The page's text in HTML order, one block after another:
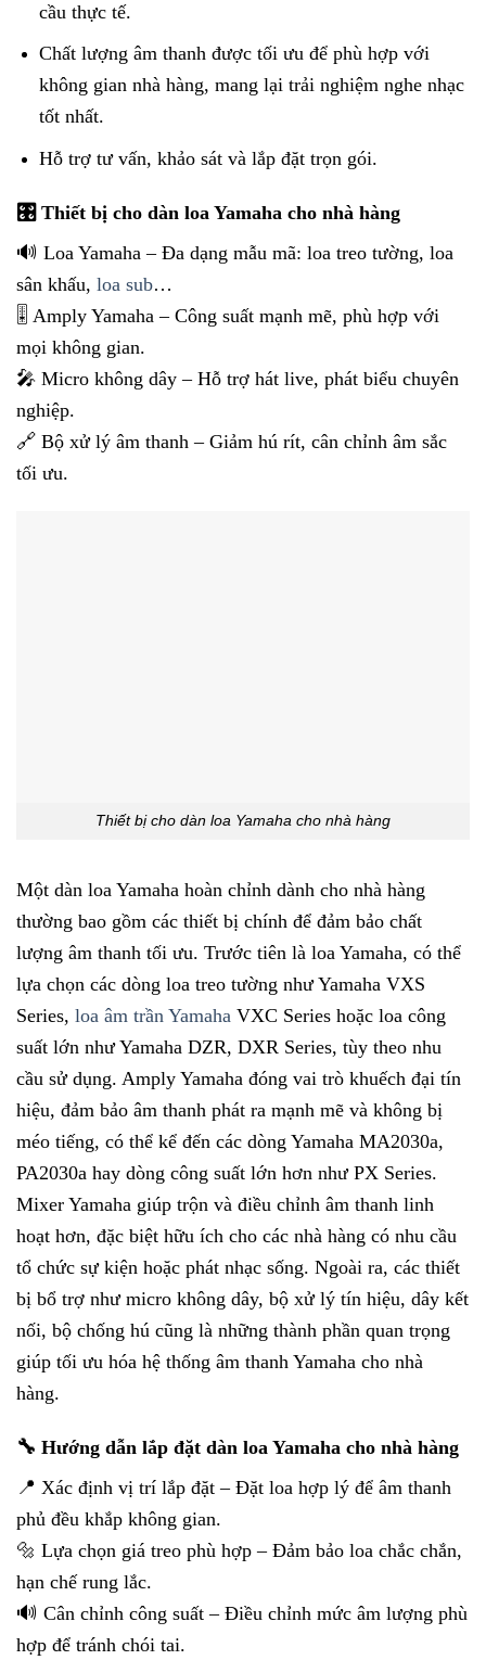
cầu thực tế.
Chất lượng âm thanh được tối ưu để phù hợp với
không gian nhà hàng, mang lại trải nghiệm nghe nhạc
tốt nhất.
Hỗ trợ tư vấn, khảo sát và lắp đặt trọn gói.
🎛 Thiết bị cho dàn loa Yamaha cho nhà hàng
🔊 Loa Yamaha – Đa dạng mẫu mã: loa treo tường, loa
sân khấu, loa sub…
🎚 Amply Yamaha – Công suất mạnh mẽ, phù hợp với
mọi không gian.
🎤 Micro không dây – Hỗ trợ hát live, phát biểu chuyên
nghiệp.
🔗 Bộ xử lý âm thanh – Giảm hú rít, cân chỉnh âm sắc
tối ưu.
Thiết bị cho dàn loa Yamaha cho nhà hàng
Một dàn loa Yamaha hoàn chỉnh dành cho nhà hàng
thường bao gồm các thiết bị chính để đảm bảo chất
lượng âm thanh tối ưu. Trước tiên là loa Yamaha, có thể
lựa chọn các dòng loa treo tường như Yamaha VXS
Series, loa âm trần Yamaha VXC Series hoặc loa công
suất lớn như Yamaha DZR, DXR Series, tùy theo nhu
cầu sử dụng. Amply Yamaha đóng vai trò khuếch đại tín
hiệu, đảm bảo âm thanh phát ra mạnh mẽ và không bị
méo tiếng, có thể kể đến các dòng Yamaha MA2030a,
PA2030a hay dòng công suất lớn hơn như PX Series.
Mixer Yamaha giúp trộn và điều chỉnh âm thanh linh
hoạt hơn, đặc biệt hữu ích cho các nhà hàng có nhu cầu
tổ chức sự kiện hoặc phát nhạc sống. Ngoài ra, các thiết
bị bổ trợ như micro không dây, bộ xử lý tín hiệu, dây kết
nối, bộ chống hú cũng là những thành phần quan trọng
giúp tối ưu hóa hệ thống âm thanh Yamaha cho nhà
hàng.
🔧 Hướng dẫn lắp đặt dàn loa Yamaha cho nhà hàng
📍 Xác định vị trí lắp đặt – Đặt loa hợp lý để âm thanh
phủ đều khắp không gian.
🔩 Lựa chọn giá treo phù hợp – Đảm bảo loa chắc chắn,
hạn chế rung lắc.
🔊 Cân chỉnh công suất – Điều chỉnh mức âm lượng phù
hợp để tránh chói tai.